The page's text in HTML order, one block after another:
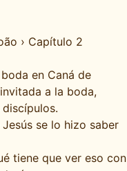
› Capítulo 2
en Caná de
a la boda,
se lo hizo saber
tiene que ver eso con